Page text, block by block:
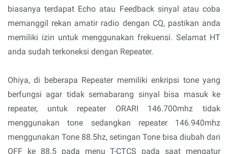
biasanya terdapat Echo atau Feedback sinyal atau coba
memanggil rekan amatir radio dengan CQ, pastikan anda
memiliki izin untuk menggunakan frekuensi. Selamat HT
anda sudah terkoneksi dengan Repeater.
Ohiya, di beberapa Repeater memiliki enkripsi tone yang
berfungsi agar tidak semabarang sinyal bisa masuk ke
repeater, untuk repeater ORARI 146.700mhz tidak
menggunakan tone sedangkan repeater 146.940mhz
menggunakan Tone 88.5hz, setingan Tone bisa diubah dari
OFF ke 88.5 pada menu T-CTCS pada saat mengatur